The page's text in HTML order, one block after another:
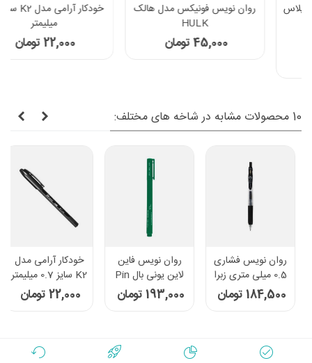
روان نویس فونیکس مدل هالک
خودکار آرامی مدل K2 سایز 0.7
10 محصولات مشابه در شاخه های مختلف:
روان نویس فاین
لاین یونی بال Pin
0.3mm رنگ سبز
193,000 تومان
خودکار آرامی مدل
K2 سایز 0.7 میلیمتر
22,000 تومان
خودکار فوق روان نانو
باکتریوپاد 1mm دکتر
پنتر مدل DP105
رنگ قرمز29,000 تومان